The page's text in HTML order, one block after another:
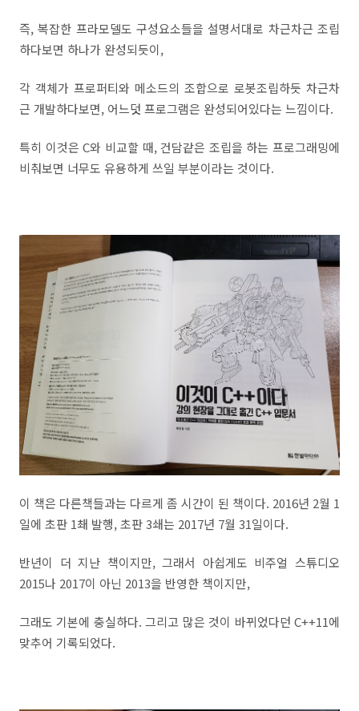
즉, 복잡한 프라모델도 구성요소들을 설명서대로 차근차근 조립
하다보면 하나가 완성되듯이,
각 객체가 프로퍼티와 메소드의 조합으로 로봇조립하듯 차근차
근 개발하다보면, 어느덧 프로그램은 완성되어있다는 느낌이다.
특히 이것은 C와 비교할 때, 건담같은 조립을 하는 프로그래밍에
비춰보면 너무도 유용하게 쓰일 부분이라는 것이다.
이 책은 다른책들과는 다르게 좀 시간이 된 책이다. 2016년 2월 1
일에 초판 1쵀 발행, 초판 3쇄는 2017년 7월 31일이다.
반년이 더 지난 책이지만, 그래서 아쉽게도 비주얼 스튜디오
2015나 2017이 아닌 2013을 반영한 책이지만,
그래도 기본에 충실하다. 그리고 많은 것이 바뀌었다던 C++11에
맞추어 기록되었다.